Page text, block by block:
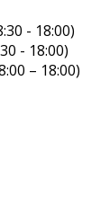
- 18:00)
- 18:00)
– 18:00)